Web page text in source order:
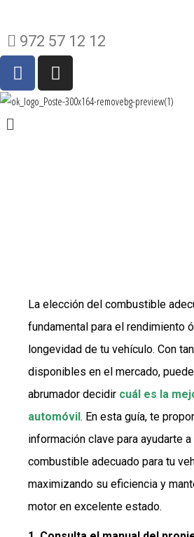
972 57 12 12
La elección del combustible
fundamental para el rendimiento
longevidad de tu vehículo. Con
disponibles en el mercado,
abrumador decidir cuál es la
automóvil. En esta guía, te
información clave para ayudarte
combustible adecuado para tu
maximizando su eficiencia y
motor en excelente estado.